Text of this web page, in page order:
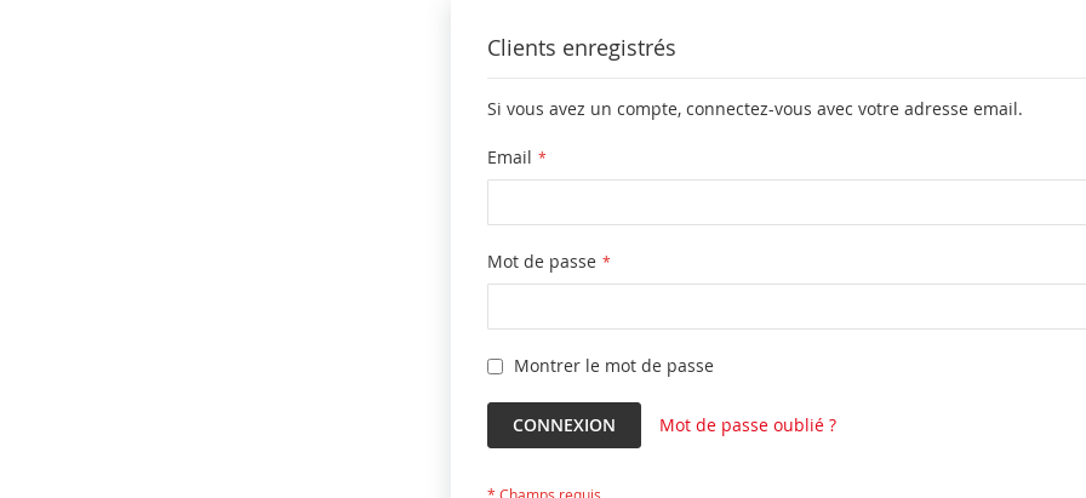
Clients enregistrés
Si vous avez un compte, connectez-vous avec votre adresse email.
Email
Mot de passe
Montrer le mot de passe
CONNEXION Mot de passe oublié ?